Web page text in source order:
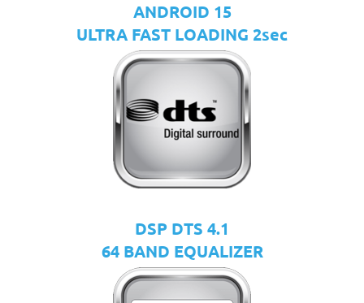
ANDROID 15
ULTRA FAST LOADING 2sec
DSP DTS 4.1
64 BAND EQUALIZER